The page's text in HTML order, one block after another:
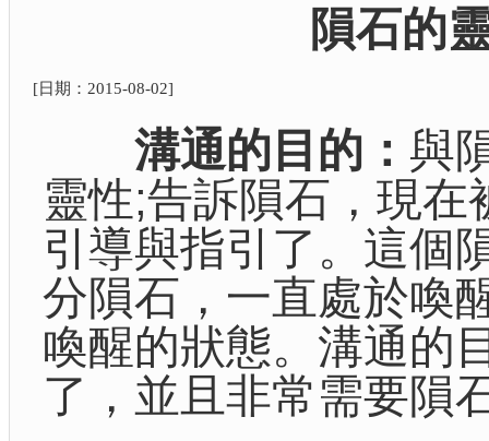
隕石的
[日期： 2015-08-02]
溝通的目的： 與
靈性;告訴隕石，現
引導與指引了。這個
分隕石，一直處於喚
喚醒的狀態。溝通的
了，並且非常需要隕